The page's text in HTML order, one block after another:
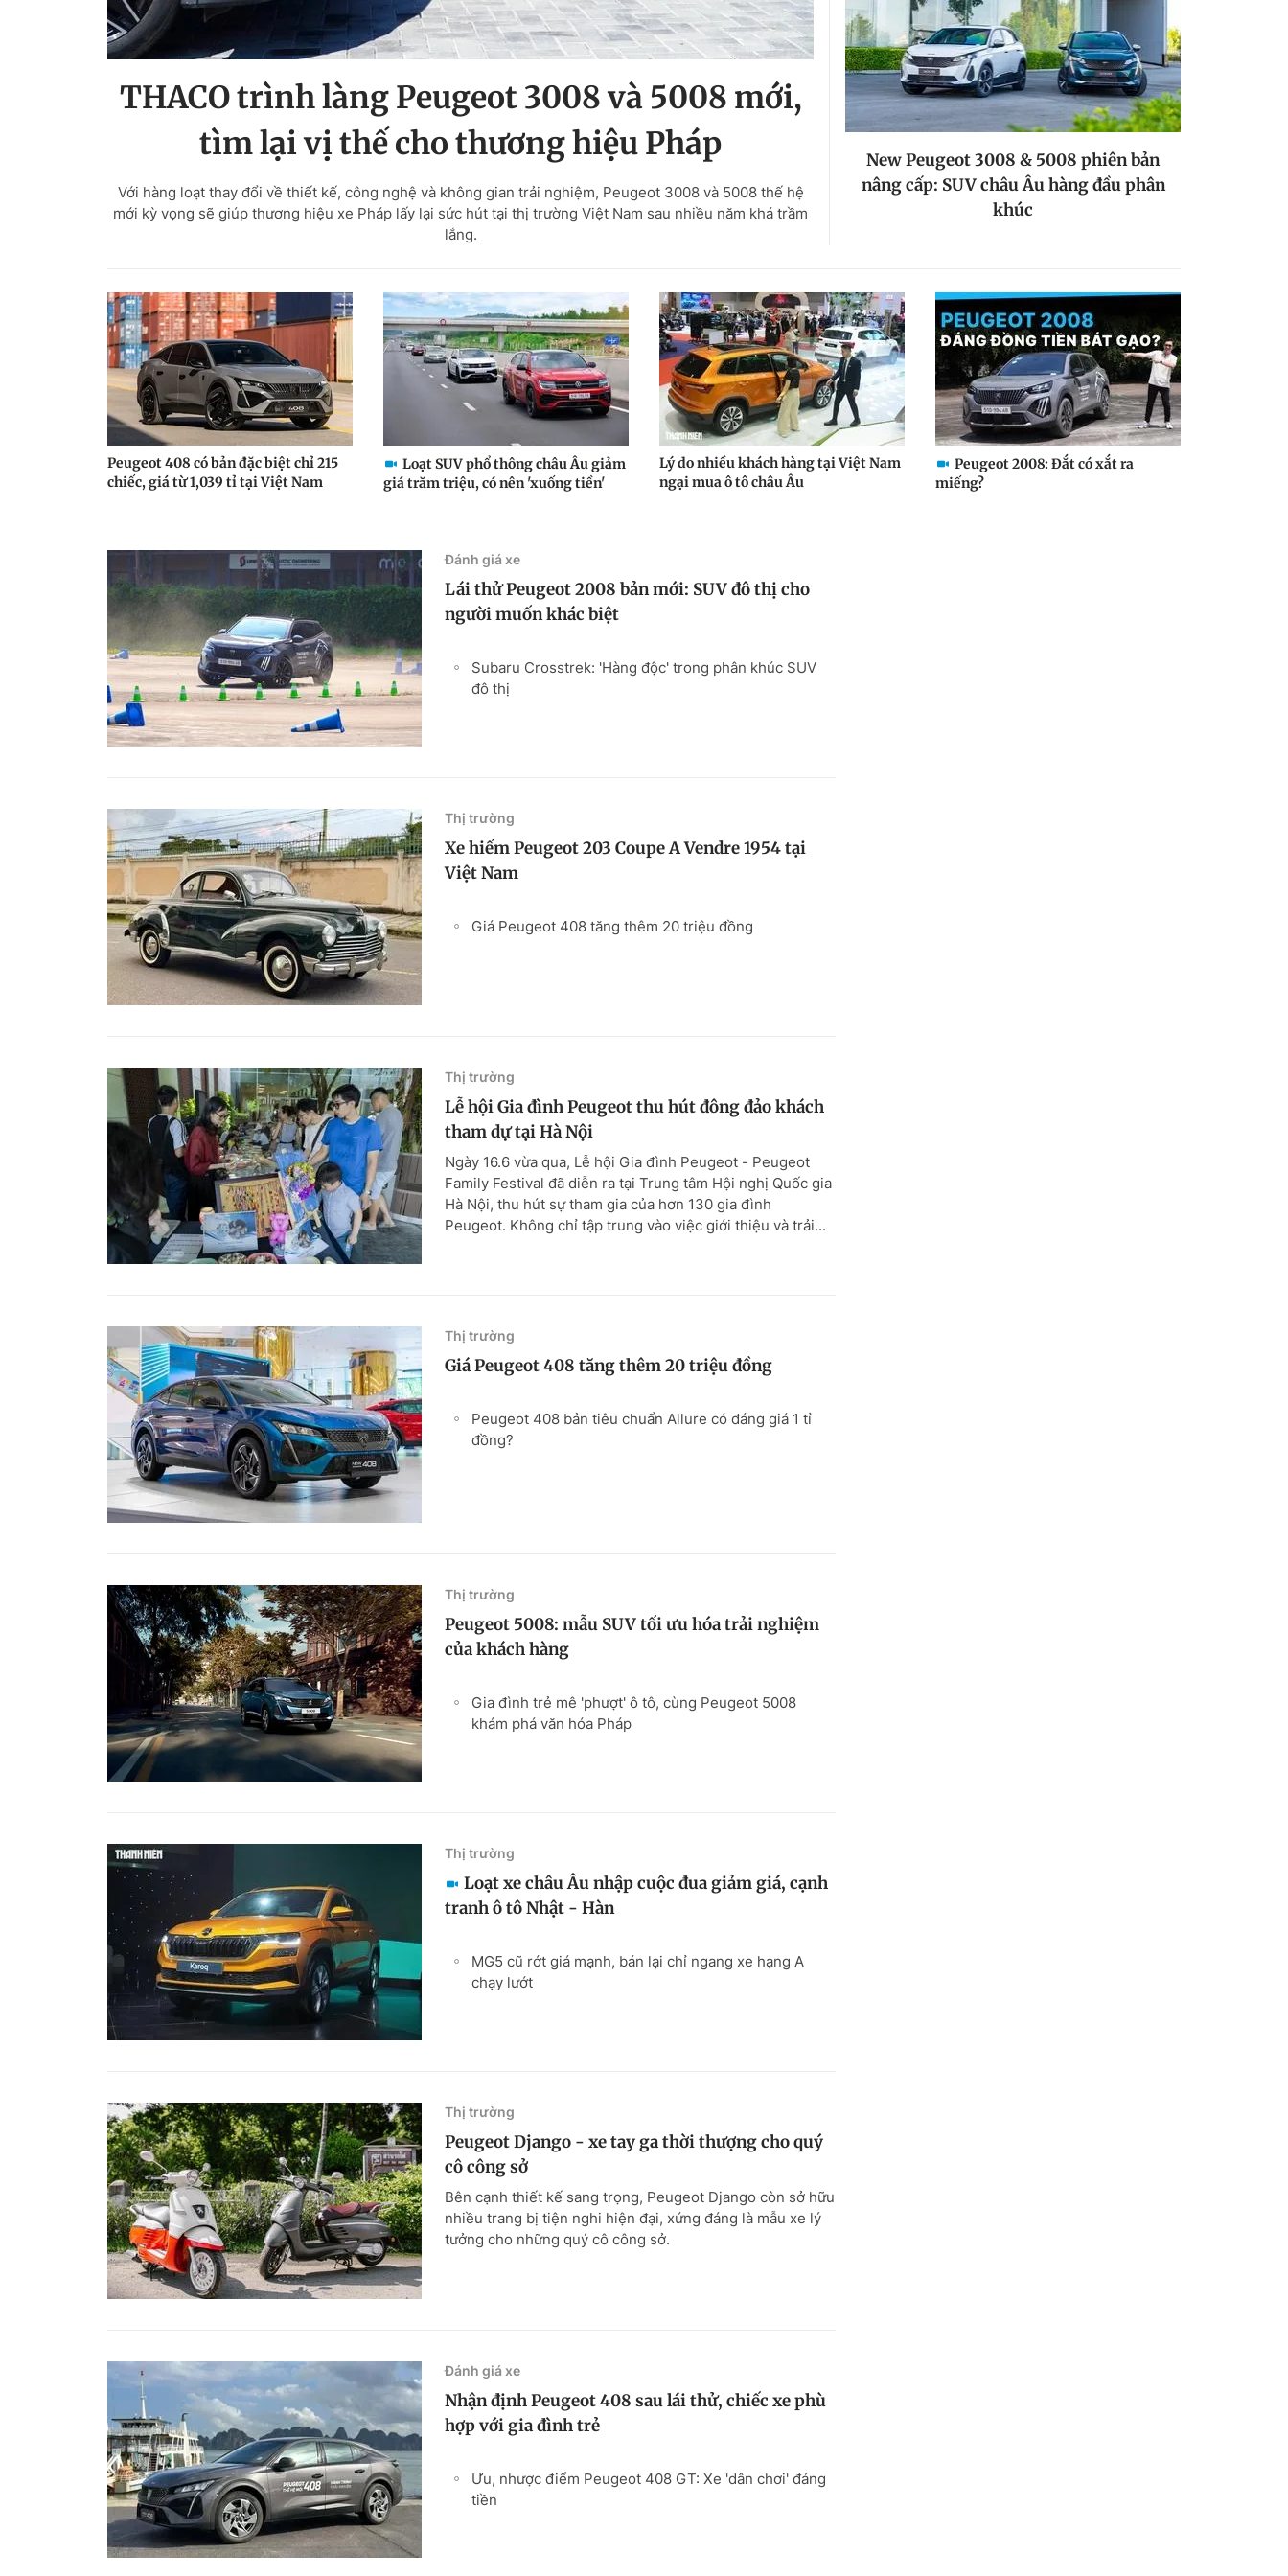
THACO trình làng Peugeot 3008 và 5008 mới,
tìm lại vị thế cho thương hiệu Pháp
Với hàng loạt thay đổi về thiết kế, công nghệ và không gian trải nghiệm, Peugeot 3008 và 5008 thế hệ
mới kỳ vọng sẽ giúp thương hiệu xe Pháp lấy lại sức hút tại thị trường Việt Nam sau nhiều năm khá trầm
lắng.
New Peugeot 3008 & 5008 phiên bản
nâng cấp: SUV châu Âu hàng đầu phân
khúc
Peugeot 408 có bản đặc biệt chỉ 215
chiếc, giá từ 1,039 tỉ tại Việt Nam
Loạt SUV phổ thông châu Âu giảm
giá trăm triệu, có nên 'xuống tiền'
Lý do nhiều khách hàng tại Việt Nam
ngại mua ô tô châu Âu
Peugeot 2008: Đắt có xắt ra
miếng?
Đánh giá xe
Lái thử Peugeot 2008 bản mới: SUV đô thị cho
người muốn khác biệt
Subaru Crosstrek: 'Hàng độc' trong phân khúc SUV
đô thị
Thị trường
Xe hiếm Peugeot 203 Coupe A Vendre 1954 tại
Việt Nam
Giá Peugeot 408 tăng thêm 20 triệu đồng
Thị trường
Lễ hội Gia đình Peugeot thu hút đông đảo khách
tham dự tại Hà Nội
Ngày 16.6 vừa qua, Lễ hội Gia đình Peugeot - Peugeot
Family Festival đã diễn ra tại Trung tâm Hội nghị Quốc gia
Hà Nội, thu hút sự tham gia của hơn 130 gia đình
Peugeot. Không chỉ tập trung vào việc giới thiệu và trải...
Thị trường
Giá Peugeot 408 tăng thêm 20 triệu đồng
Peugeot 408 bản tiêu chuẩn Allure có đáng giá 1 tỉ
đồng?
Thị trường
Peugeot 5008: mẫu SUV tối ưu hóa trải nghiệm
của khách hàng
Gia đình trẻ mê 'phượt' ô tô, cùng Peugeot 5008
khám phá văn hóa Pháp
Thị trường
Loạt xe châu Âu nhập cuộc đua giảm giá, cạnh
tranh ô tô Nhật - Hàn
MG5 cũ rớt giá mạnh, bán lại chỉ ngang xe hạng A
chạy lướt
Thị trường
Peugeot Django - xe tay ga thời thượng cho quý
cô công sở
Bên cạnh thiết kế sang trọng, Peugeot Django còn sở hữu
nhiều trang bị tiện nghi hiện đại, xứng đáng là mẫu xe lý
tưởng cho những quý cô công sở.
Đánh giá xe
Nhận định Peugeot 408 sau lái thử, chiếc xe phù
hợp với gia đình trẻ
Ưu, nhược điểm Peugeot 408 GT: Xe 'dân chơi' đáng
tiền